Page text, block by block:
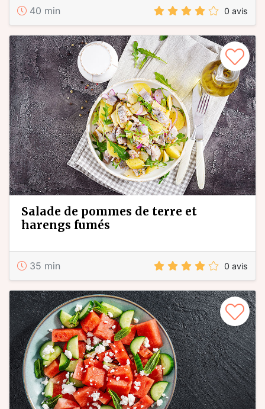
40 min 0 avis
salade de pommes de terre et
harengs fumés
35 min 0 avis